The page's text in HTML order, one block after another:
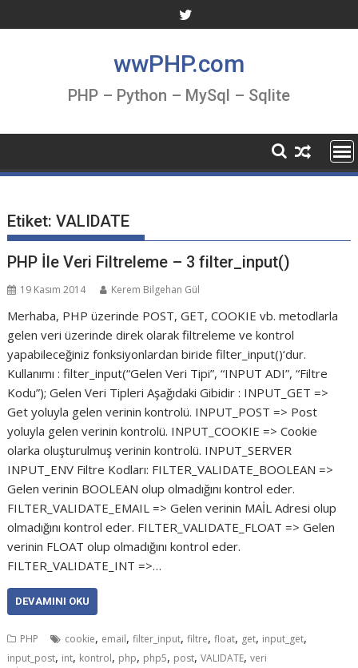
to
wwPHP.com
PHP – Python – MySql – Sqlite
Etiket:VALIDATE
PHP İle Veri Filtreleme – 3 filter_input()
19 Kasım 2014 Kerem Bilgehan Gül
Merhaba, PHP üzerinde POST, GET, COOKIE vb. metodlarla
gelen veri üzerinde direk olarak filtreleme ve kontrol
yapabileceğiniz fonksiyonlardan biride filter_input()‘dur.
Kullanımı : filter_input(“Gelen Veri Tipi”, “INPUT ADI”, “Filtre
Kodu”); Gelen Veri Tipleri Aşağıdaki Gibidir : INPUT_GET =>
Get yoluyla gelen verinin kontrolü. INPUT_POST => Post
yoluyla gelen verinin kontrolü. INPUT_COOKIE => Cookie
olarka oluşturulmuş verinin kontrolü. INPUT_SERVER
INPUT_ENV Filtre Kodları: FILTER_VALIDATE_BOOLEAN =>
Gelen verinin BOOLEAN olup olmadığını kontrol eder.
FILTER_VALIDATE_EMAIL => Gelen verinin MAİL Adresi olup
olmadığını kontrol eder. FILTER_VALIDATE_FLOAT => Gelen
verinin FLOAT olup olmadığını kontrol eder.
FILTER_VALIDATE_INT =>…
DEVAMINI OKU
PHP cookie, email,filter_input,filtre,float, get, input_get,
input_post, int, kontrol, php, php5, post,VALIDATE,veri